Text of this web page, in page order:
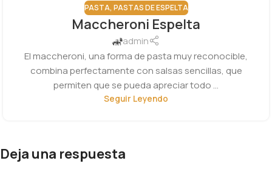
PASTA, PASTAS DE ESPELTA
Maccheroni Espelta
admin
El maccheroni, una forma de pasta muy reconocible,
combina perfectamente con salsas sencillas, que
permiten que se pueda apreciar todo ...
Seguir Leyendo
Deja una respuesta